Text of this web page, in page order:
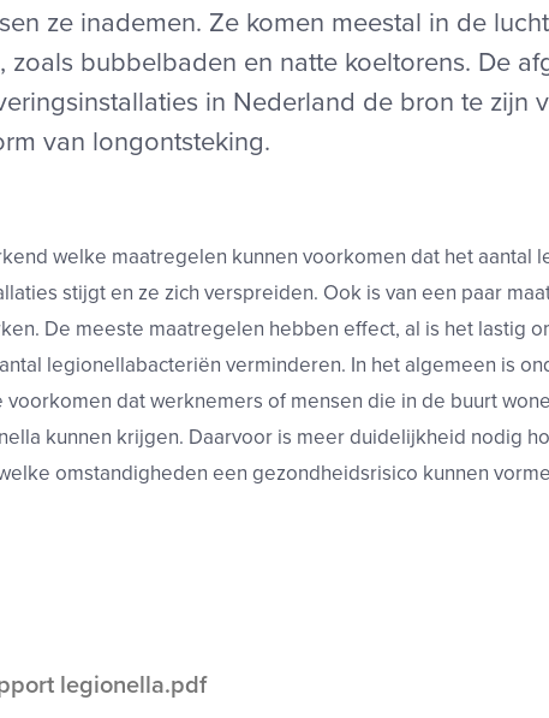
ze inademen. Ze komen meestal in de
zoals bubbelbaden en natte koeltorens. De
in Nederland de bron te zijn
van longontsteking.
welke maatregelen kunnen voorkomen dat het aantal
stijgt en ze zich verspreiden. Ook is van een paar
De meeste maatregelen hebben effect, al is het lastig
legionellabacteriën verminderen. In het algemeen is
voorkomen datwerknemers of mensen die in de buurt
kunnen krijgen. Daarvoor is meer duidelijkheid nodig
omstandigheden een gezondheidsrisico kunnen
legionella.pdf